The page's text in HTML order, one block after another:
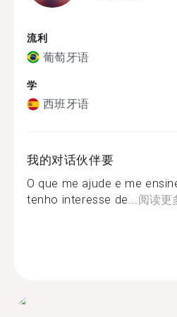
流利
葡萄牙语
学
西班牙语
我的对话伙伴要
O que me ajude e me
tenho interesse de...阅读更